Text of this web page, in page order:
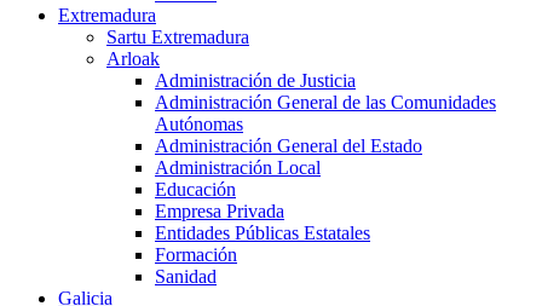
Extremadura
Sartu Extremadura
Arloak
Administración de Justicia
Administración General de las Comunidades
Autónomas
Administración General del Estado
Administración Local
Educación
Empresa Privada
Entidades Públicas Estatales
Formación
Sanidad
Galicia